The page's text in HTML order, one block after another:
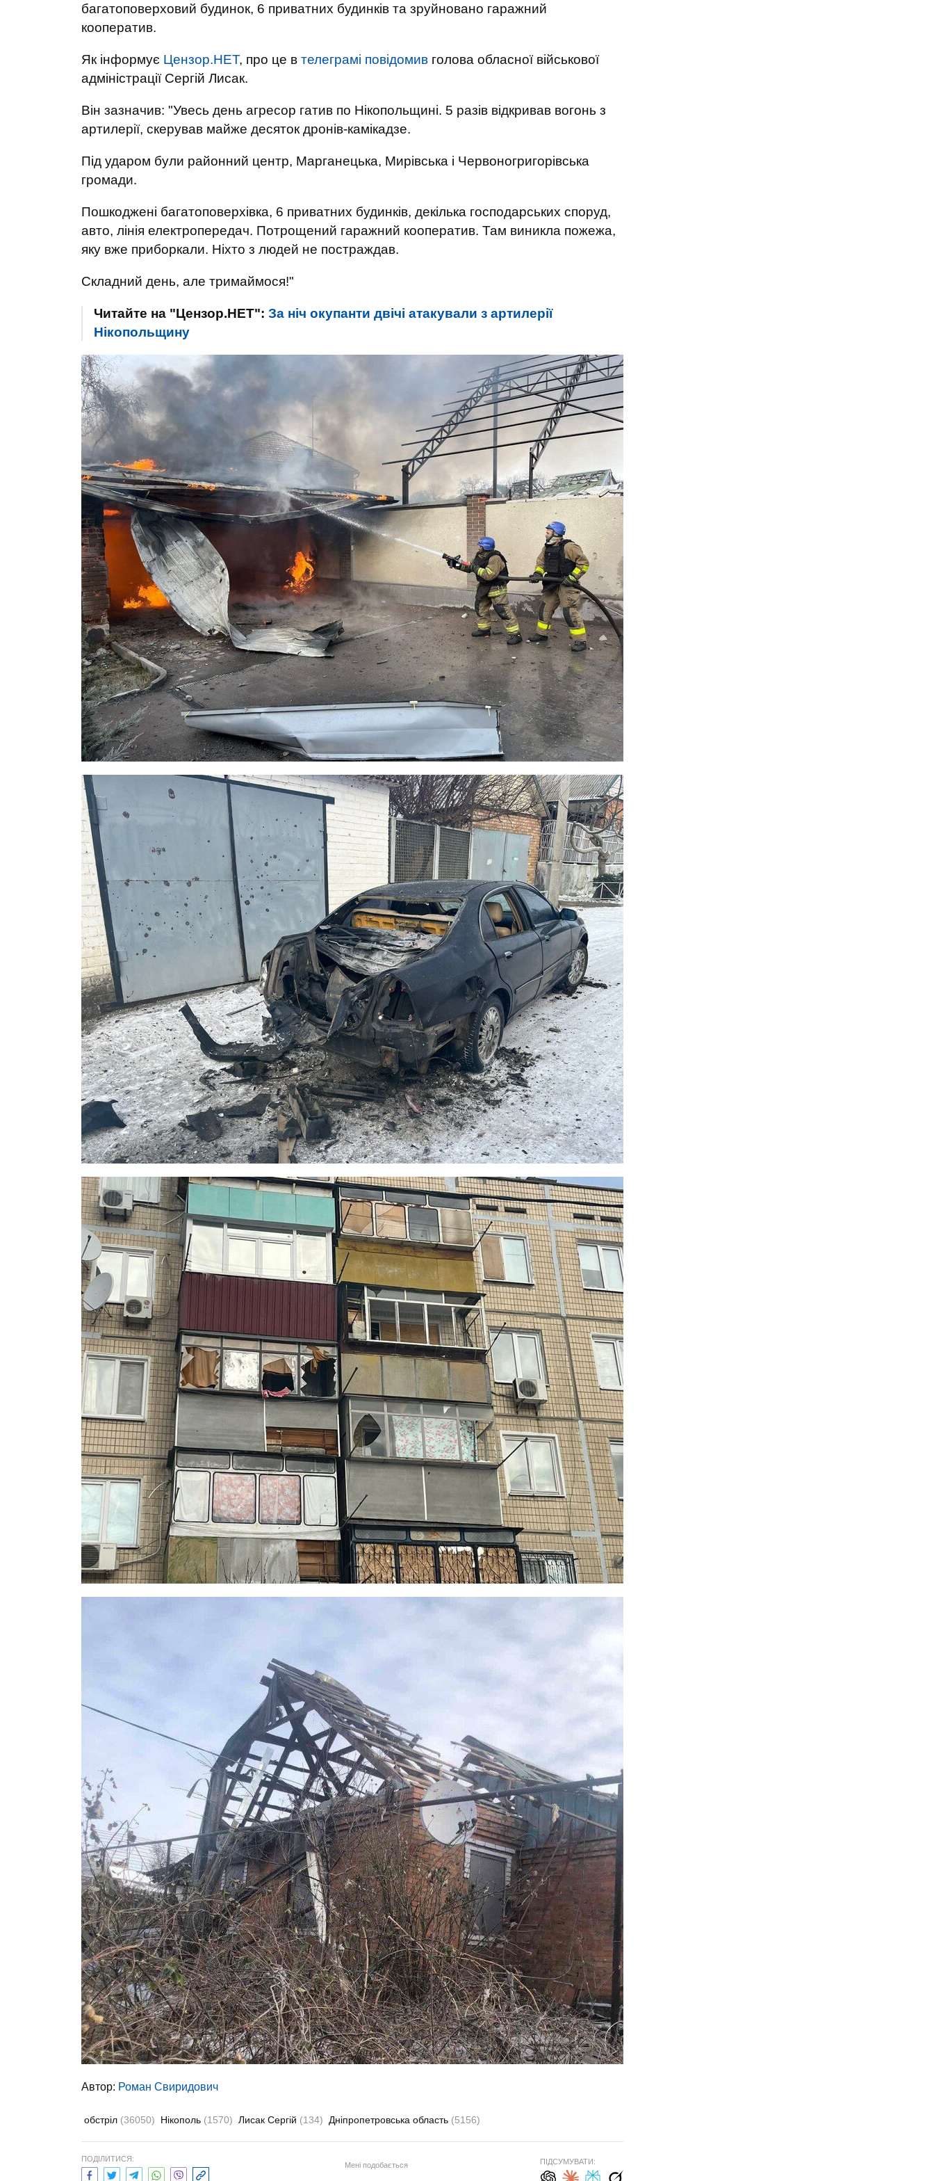
багатоповерховий будинок, 6 приватних будинків та зруйновано гаражний
кооператив.
Як інформує Цензор.НЕТ, про це в телеграмі повідомив голова обласної військової
адміністрації Сергій Лисак.
Він зазначив: "Увесь день агресор гатив по Нікопольщині. 5 разів відкривав вогонь з
артилерії, скерував майже десяток дронів-камікадзе.
Під ударом були районний центр, Марганецька, Мирівська і Червоногригорівська
громади.
Пошкоджені багатоповерхівка, 6 приватних будинків, декілька господарських споруд,
авто, лінія електропередач. Потрощений гаражний кооператив. Там виникла пожежа,
яку вже приборкали. Ніхто з людей не постраждав.
Складний день, але тримаймося!"
Читайте на "Цензор.НЕТ": За ніч окупанти двічі атакували з артилерії
Нікопольщину
Автор: Роман Свиридович
обстріл (36050) Нікополь (1570) Лисак Сергій (134) Дніпропетровська область (5156)
ПОДІЛИТИСЯ:
Мені подобається ПІДСУМУВАТИ: